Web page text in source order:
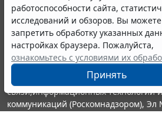
работоспособности сайта,
исследований и обзоров. Вы можете
запретить обработку указанных
настройках браузера. Пожалуйста,
ознакомьтесь с условиями их
Принять
© ООО "НПП "ГАРАНТ-СЕРВИС", 2026.
выпускается с 1990 года. Компания
являются участниками Российской
информации ГАРАНТ.
Портал ГАРАНТ.РУ зарегистрирован
издания Федеральной службой по
связи,информационных технологий
коммуникаций (Роскомнадзором),